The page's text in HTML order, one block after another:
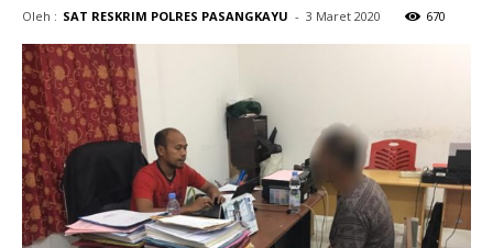
Oleh : SAT RESKRIM POLRES PASANGKAYU - 3 Maret 2020 670